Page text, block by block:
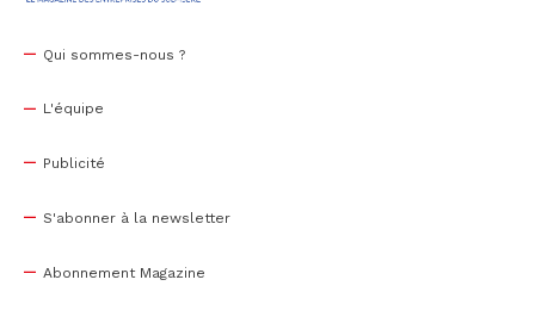
Qui sommes-nous ?
L'équipe
Publicité
S'abonner à la newsletter
Abonnement Magazine